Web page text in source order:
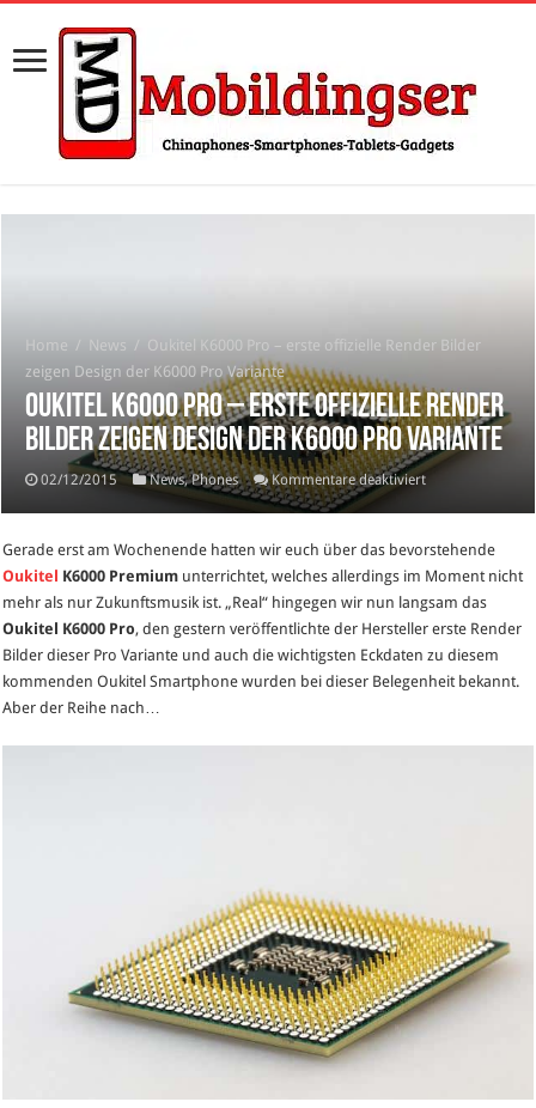
Home / News / Oukitel K6000 Pro – erste offizielle Render Bilder
zeigen Design der K6000 Pro Variante
Oukitel K6000 Pro – erste offizielle Render
Bilder zeigen Design der K6000 Pro Variante
02/12/2015 News,Phones Kommentare deaktiviertfür
Pro
–
erste
offizielle
Render
Bilder
Design
Gerade erst am Wochenende hatten wir euch über das bevorstehende
Oukitel K6000 Premium unterrichtet, welches allerdings im Moment nicht
mehr als nur Zukunftsmusik ist. „Real“ hingegen wir nun langsam das
Oukitel K6000 Pro, den gestern veröffentlichte der Hersteller erste Render
Bilder dieser Pro Variante und auch die wichtigsten Eckdaten zu diesem
kommenden Oukitel Smartphone wurden bei dieser Belegenheit bekannt.
Aber der Reihe nach…